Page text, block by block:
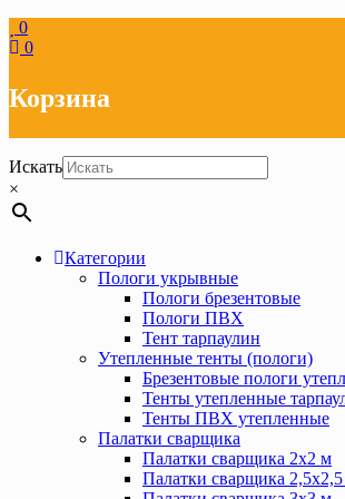
0
0
Корзина
Искать
×
Категории
Пологи укрывные
Пологи брезентовые
Пологи ПВХ
Тент тарпаулин
Утепленные тенты (пологи)
Брезентовые пологи
Тенты утепленные
Тенты ПВХ утепленные
Палатки сварщика
Палатки сварщика 2х2 м
Палатки сварщика